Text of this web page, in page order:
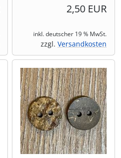
2,50 EUR
inkl. deutscher 19 % MwSt.
zzgl. Versandkosten